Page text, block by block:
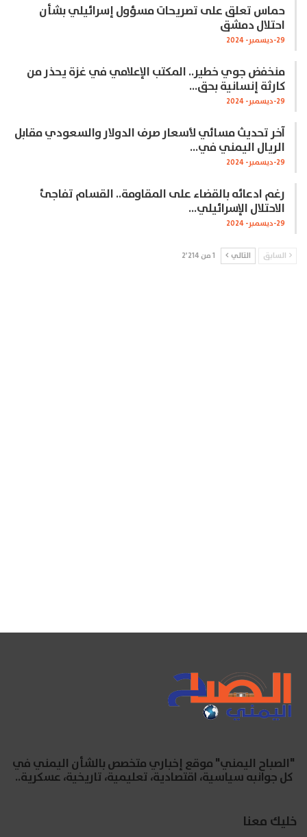
حماس تعلق على تصريحات مسؤول إسرائيلي بشأن
احتلال دمشق
29-ديسمبر- 2024
منخفض جوي خطير.. المكتب الإعلامي في غزة يحذر من
كارثة إنسانية بحق…
29-ديسمبر- 2024
آخر تحديث مسائي لأسعار صرف الدولار والسعودي مقابل
الريال اليمني في…
29-ديسمبر- 2024
رغم ادعائه بالقضاء على المقاومة.. القسام تفاجئ
الاحتلال الإسرائيلي…
29-ديسمبر- 2024
السابق التالي 1 من 2٬214
"الصباح اليمني" موقع إخباري متخصص بالشأن اليمني في
كل جوانبه سياسية، اقتصادية، تعليمية، تاريخية، عسكرية..
خليك معنا